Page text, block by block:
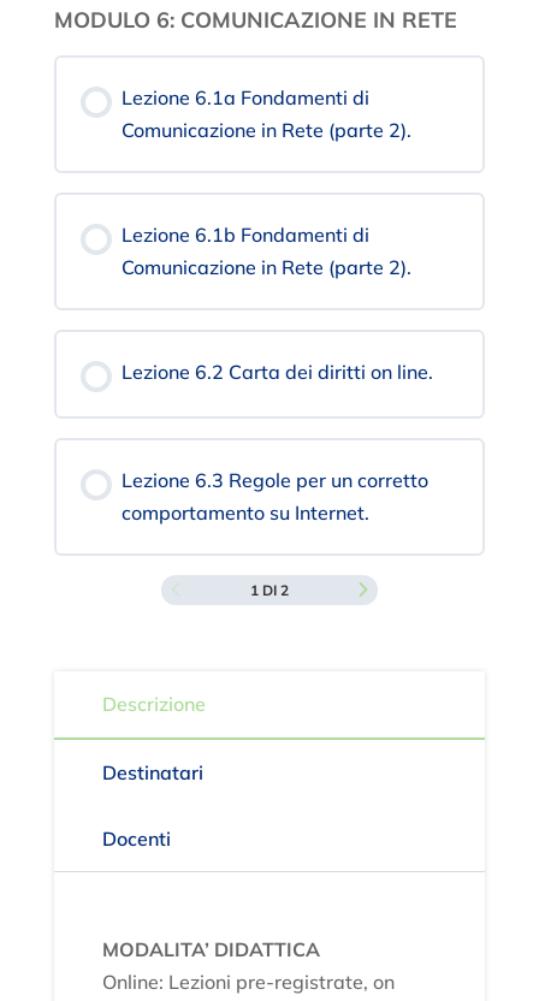
MODULO 6: COMUNICAZIONE IN RETE
Lezione 6.1a Fondamenti di
Comunicazione in Rete (parte 2).
Lezione 6.1b Fondamenti di
Comunicazione in Rete (parte 2).
Lezione 6.2 Carta dei diritti on line.
Lezione 6.3 Regole per un corretto
comportamento su Internet.
1 DI 2
Descrizione
Destinatari
Docenti
MODALITA’ DIDATTICA
Online: Lezioni pre-registrate, on